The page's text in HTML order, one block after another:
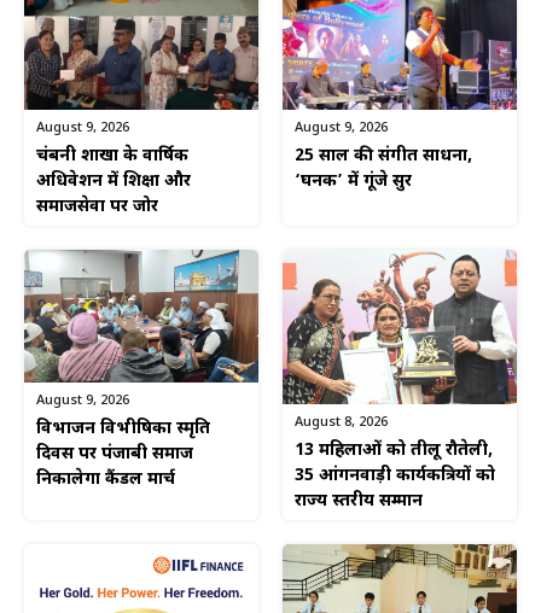
August 9, 2026
चंद्रबनी शाखा के वार्षिक
अधिवेशन में शिक्षा और
समाजसेवा पर जोर
August 9, 2026
25 साल की संगीत साधना,
‘घनक’ में गूंजे सुर
August 9, 2026
विभाजन विभीषिका स्मृति
दिवस पर पंजाबी समाज
निकालेगा कैंडल मार्च
August 8, 2026
13 महिलाओं को तीलू रौतेली,
35 आंगनवाड़ी कार्यकत्रियों को
राज्य स्तरीय सम्मान